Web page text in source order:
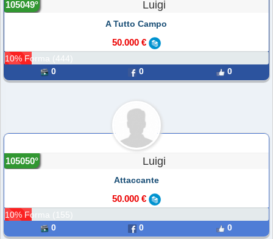
Luigi
105049°
A Tutto Campo
50.000 €
10% Forma (444)
0
0 0
Luigi
105050°
Attaccante
50.000 €
10% Forma (155)
0
0 0